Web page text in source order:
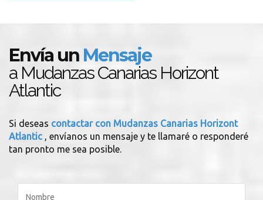
Envía un Mensaje
a Mudanzas Canarias Horizont
Atlantic
Si deseas contactar con Mudanzas Canarias Horizont
Atlantic , envíanos un mensaje y te llamaré o responderé
tan pronto me sea posible.